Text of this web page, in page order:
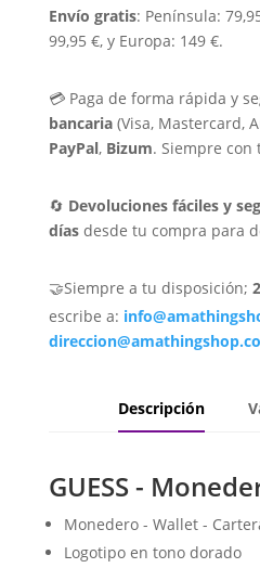
Envío gratis: Península:
99,95 €, y Europa: 149 €.
💳 Paga de forma rápida y
bancaria(Visa, Mastercard,
PayPal, Bizum. Siempre con
🔄 Devoluciones fáciles y
díasdesde tu compra para
🤝Siempre a tu disposición;
escribe a:
Descripción
GUESS -
Monedero - Wallet -
Logotipo en tono dorado